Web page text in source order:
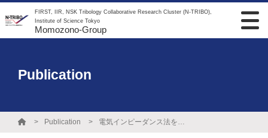
FIRST, IIR, NSK Tribology Collaborative Research Cluster (N-TRIBO),
Institute of Science Tokyo
Momozono-Group
Publication
Publication 電気インピーダンス法を用いたEHD接触における油膜の厚さと破断率の同時測定